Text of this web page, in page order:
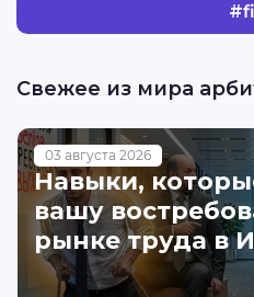
#
Свежее из мира
03 августа 2026
Навыки,
вашу
рынке труда в